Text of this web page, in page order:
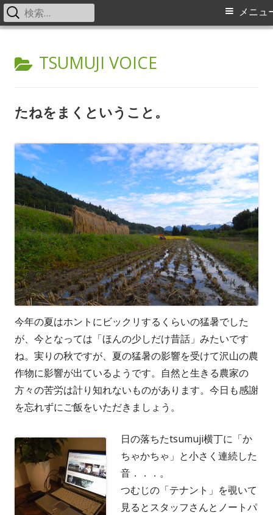
tsumuji つむじ風通信
メ
メニュ
検
索:
カ
ゴ
ー:
TSUMUJI VOICE
たねをまくということ。
今年の夏はホントにビックリするくらいの猛暑でした
が、今となっては「ほんの少しだけ昔話」みたいです
ね。実りの秋ですが、夏の猛暑の影響を受けて沢山の農
作物に影響が出ているようです。自然と生きる農家の
方々の苦労は計り知れないものがあります。今日も感謝
を忘れずにご飯をいただきましょう。
日の落ちたtsumuji横丁に「か
ちゃかちゃ」と小さく連続した
音．．．。
つむじの「テナント」を覗いて
見るとスタッフさんとノートパ